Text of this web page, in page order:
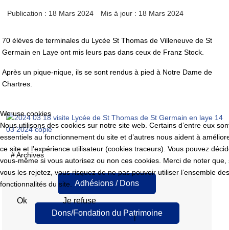
Publication : 18 Mars 2024 Mis à jour : 18 Mars 2024
70 élèves de terminales du Lycée St Thomas de Villeneuve de St
Germain en Laye ont mis leurs pas dans ceux de Franz Stock.
Après un pique-nique, ils se sont rendus à pied à Notre Dame de
Chartres.
# Archives
Adhésions / Dons
Dons/Fondation du Patrimoine
We use cookies
Nous utilisons des cookies sur notre site web. Certains d’entre eux
essentiels au fonctionnement du site et d’autres nous aident à
ce site et l’expérience utilisateur (cookies traceurs). Vous pouvez
vous-même si vous autorisez ou non ces cookies. Merci de noter que,
vous les rejetez, vous risquez de ne pas pouvoir utiliser l’ensemble des
fonctionnalités du site.
Ok Je refuse
Plus d' informations|Imprimer